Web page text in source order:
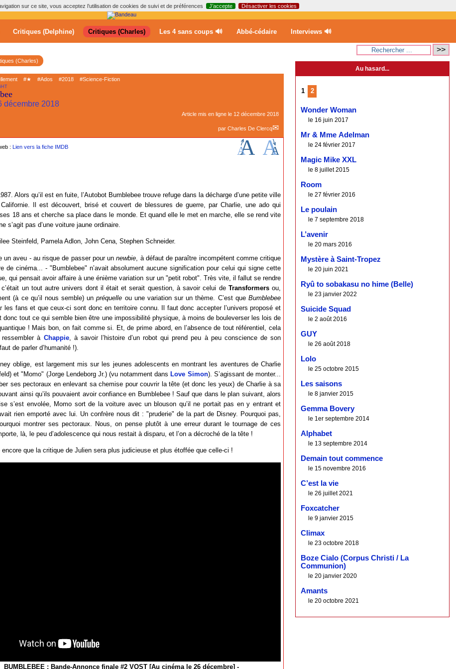
sur ce site, vous acceptez l’utilisation de cookies de suivi et de préférences J’accepte Désactiver les cookies
Critiques (Delphine) Critiques (Charles) Les 4 sans coups 🔊 Abbé-cédaire Interviews 🔊
(Charles)
#★ #Ados #2018 #Science-Fiction
décembre 2018
Article mis en ligne le 12 décembre 2018
par Charles De Clercq
: Lien vers la fiche IMDB
Alors qu’il est en fuite, l’Autobot Bumblebee trouve refuge dans la décharge d’une petite ville
Il est découvert, brisé et couvert de blessures de guerre, par Charlie, une ado qui
18 ans et cherche sa place dans le monde. Et quand elle le met en marche, elle se rend vite
s’agit pas d’une voiture jaune ordinaire.
Steinfeld, Pamela Adlon, John Cena, Stephen Schneider.
un aveu - au risque de passer pour unnewbie , à défaut de paraître incompétent comme critique
de cinéma... - "Bumblebee" n’avait absolument aucune signification pour celui qui signe cette
qui pensait avoir affaire à une énième variation sur un "petit robot". Très vite, il fallut se rendre
c’était un tout autre univers dont il était et serait question, à savoir celui de Transformersou,
(à ce qu’il nous semble) unpréquelle ou une variation sur un thème. C’est queBumblebee
les fans et que ceux-ci sont donc en territoire connu. Il faut donc accepter l’univers proposé et
donc tout ce qui semble bien être une impossibilité physique, à moins de bouleverser les lois de
! Mais bon, on fait comme si. Et, de prime abord, en l’absence de tout référentiel, cela
à Chappie, à savoir l’histoire d’un robot qui prend peu à peu conscience de son
de parler d’humanité !).
oblige, est largement mis sur les jeunes adolescents en montrant les aventures de Charlie
et "Momo" (Jorge Lendeborg Jr.) (vu notamment dans Love Simon). S’agissant de monter...
ses pectoraux en enlevant sa chemise pour couvrir la tête (et donc les yeux) de Charlie à sa
ainsi qu’ils pouvaient avoir confiance en Bumblebee ! Sauf que dans le plan suivant, alors
s’est envolée, Momo sort de la voiture avec un blouson qu’il ne portait pas en y entrant et
rien emporté avec lui. Un confrère nous dit : "pruderie" de la part de Disney. Pourquoi pas,
montrer ses pectoraux. Nous, on pense plutôt à une erreur durant le tournage de ces
là, le peu d’adolescence qui nous restait à disparu, et l’on a décroché de la tête !
encore que la critique de Julien sera plus judicieuse et plus étoffée que celle-ci !
BUMBLEBEE : Bande-Annonce finale #2 VOST [Au cinéma le 26 décembre] -
Au hasard...
1 2
Wonder Woman
le 16 juin 2017
Mr & Mme Adelman
le 24 février 2017
Magic Mike XXL
le 8 juillet 2015
Room
le 27 février 2016
Le poulain
le 7 septembre 2018
L’avenir
le 20 mars 2016
Mystère à Saint-Tropez
le 20 juin 2021
Ryû to sobakasu no hime (Belle)
le 23 janvier 2022
Suicide Squad
le 2 août 2016
GUY
le 26 août 2018
Lolo
le 25 octobre 2015
Les saisons
le 8 janvier 2015
Gemma Bovery
le 1er septembre 2014
Alphabet
le 13 septembre 2014
Demain tout commence
le 15 novembre 2016
C’est la vie
le 26 juillet 2021
Foxcatcher
le 9 janvier 2015
Climax
le 23 octobre 2018
Boze Cialo (Corpus Christi / La
Communion)
le 20 janvier 2020
Amants
le 20 octobre 2021